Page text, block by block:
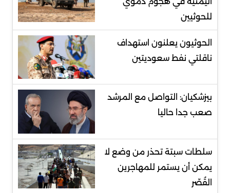
للحوثيين
الحوثيون يعلنون استهداف
ناقلتي نفط سعوديتين
بيزشكيان: التواصل مع المرشد
صعب جدا حاليا
سلطات سبتة تحذر من وضع لا
يمكن أن يستمر للمهاجرين
القُصّر